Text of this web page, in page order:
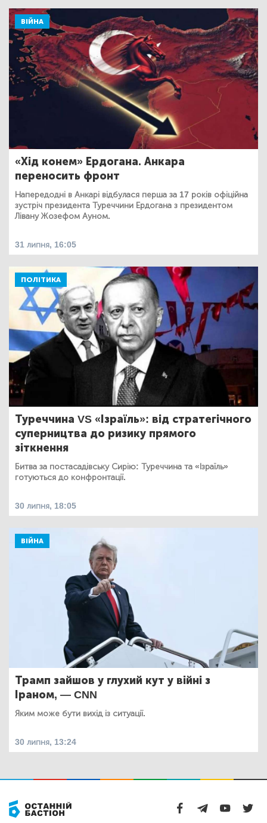
ВІЙНА
«Хід конем» Ердогана. Анкара
переносить фронт
Напередодні в Анкарі відбулася перша за 17 років офіційна
зустріч президента Туреччини Ердогана з президентом
Лівану Жозефом Ауном.
31 липня, 16:05
ПОЛІТИКА
Туреччина VS «Ізраїль»: від стратегічного
суперництва до ризику прямого
зіткнення
Битва за постасадівську Сирію: Туреччина та «Ізраїль»
готуються до конфронтації.
30 липня, 18:05
ВІЙНА
Трамп зайшов у глухий кут у війні з
Іраном, — CNN
Яким може бути вихід із ситуації.
30 липня, 13:24